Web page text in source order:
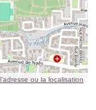
ou la localisation